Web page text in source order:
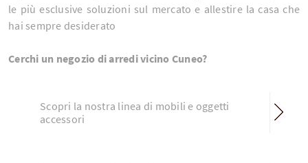
le più esclusive soluzioni sul mercato e allestire la casa che
hai sempre desiderato
Cerchi un negozio di arredi vicino Cuneo?
Scopri la nostra linea di mobili e oggetti
accessori